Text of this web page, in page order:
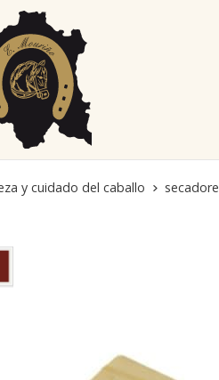
y cuidado del caballo